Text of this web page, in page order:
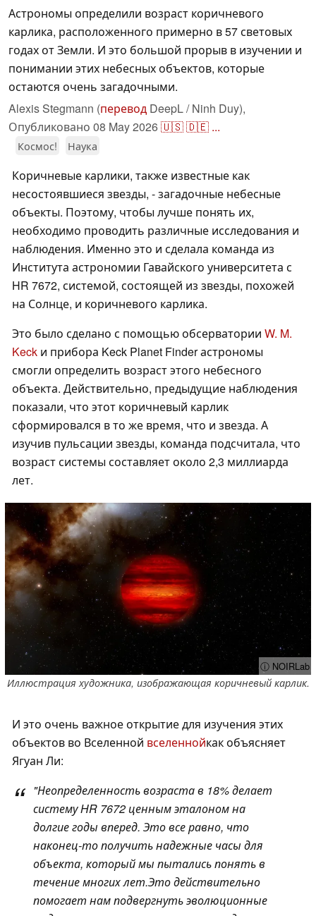
Астрономы определили возраст коричневого
карлика, расположенного примерно в 57 световых
годах от Земли. И это большой прорыв в изучении и
понимании этих небесных объектов, которые
остаются очень загадочными.
Alexis Stegmann (перевод DeepL / Ninh Duy),
Опубликовано 08 May 2026🇺🇸🇩🇪 ...
Космос! Наука
Коричневые карлики, также известные как
несостоявшиеся звезды, - загадочные небесные
объекты. Поэтому, чтобы лучше понять их,
необходимо проводить различные исследования и
наблюдения. Именно это и сделала команда из
Института астрономии Гавайского университета с
HR 7672, системой, состоящей из звезды, похожей
на Солнце, и коричневого карлика.
Это было сделано с помощью обсерватории W. M.
Keck и прибора Keck Planet Finder астрономы
смогли определить возраст этого небесного
объекта. Действительно, предыдущие наблюдения
показали, что этот коричневый карлик
сформировался в то же время, что и звезда. А
изучив пульсации звезды, команда подсчитала, что
возраст системы составляет около 2,3 миллиарда
лет.
ⓘ NOIRLab
Иллюстрация художника, изображающая коричневый карлик.
И это очень важное открытие для изучения этих
объектов во Вселенной вселеннойкак объясняет
Ягуан Ли:
"Неопределенность возраста в 18% делает
систему HR 7672 ценным эталоном на
долгие годы вперед. Это все равно, что
наконец-то получить надежные часы для
объекта, который мы пытались понять в
течение многих лет.Это действительно
помогает нам подвергнуть эволюционные